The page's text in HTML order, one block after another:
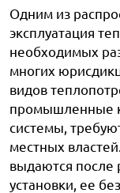
Одним из
эксплуатация
необходимых
многих
видов
промышленные
системы,
местных
выдаются после
установки, ее